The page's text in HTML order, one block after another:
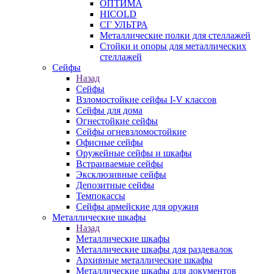
ОПТИМА
HICOLD
СГ УЛЬТРА
Металлические полки для стеллажей
Стойки и опоры для металлических
стеллажей
Сейфы
Назад
Сейфы
Взломостойкие сейфы I-V классов
Сейфы для дома
Огнестойкие сейфы
Сейфы огневзломостойкие
Офисные сейфы
Оружейные сейфы и шкафы
Встраиваемые сейфы
Эксклюзивные сейфы
Депозитные сейфы
Темпокассы
Сейфы армейские для оружия
Металлические шкафы
Назад
Металлические шкафы
Металлические шкафы для раздевалок
Архивные металлические шкафы
Металлические шкафы для документов